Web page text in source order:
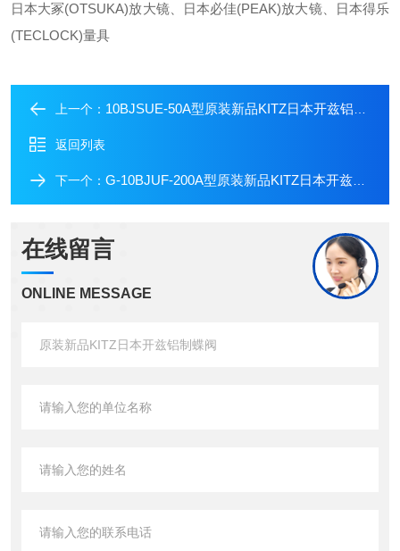
日本大冢(OTSUKA)放大镜、日本必佳(PEAK)放大镜、日本得乐
(TECLOCK)量具
上一个： 10BJSUE-50A型原装新品KITZ日本开兹铝制蝶阀
返回列表
下一个： G-10BJUF-200A型原装新品KITZ日本开兹铝制蝶阀
在线留言
ONLINE MESSAGE